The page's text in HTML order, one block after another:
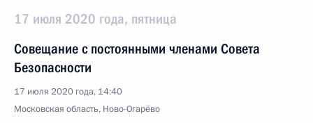
17 июля 2020 года, пятница
Совещание с постоянными членами Совета
Безопасности
17 июля 2020 года, 14:40
Московская область, Ново-Огарёво